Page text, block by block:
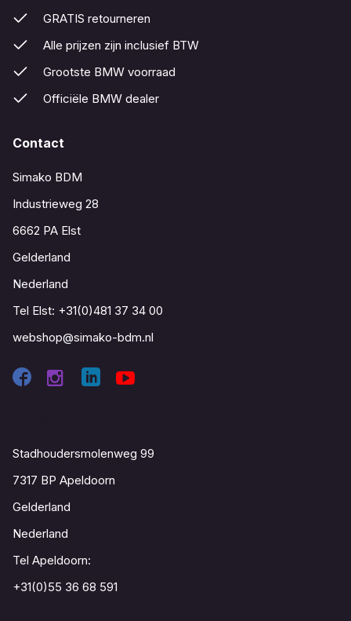
GRATIS retourneren
Alle prijzen zijn inclusief BTW
Grootste BMW voorraad
Officiële BMW dealer
Contact
Simako BDM
Industrieweg 28
6662 PA Elst
Gelderland
Nederland
Tel Elst: +31(0)481 37 34 00
webshop@simako-bdm.nl
Stadhoudersmolenweg 99
7317 BP Apeldoorn
Gelderland
Nederland
Tel Apeldoorn:
+31(0)55 36 68 591